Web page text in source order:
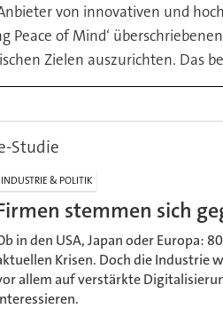
von innovativen und
Peace of Mind‘
Zielen auszurichten.
Studie
INDUSTRIE & POLITIK
stemmen sich
in den USA, Japan oder Europa:
Krisen. Doch die Industrie
allem auf verstärkte